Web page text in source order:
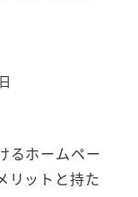
るホームペー
リットと持た